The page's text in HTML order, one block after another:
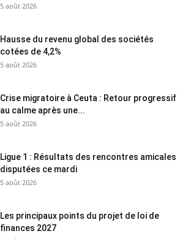
5 août 2026
Hausse du revenu global des sociétés
cotées de 4,2%
5 août 2026
Crise migratoire à Ceuta : Retour progressif
au calme après une...
5 août 2026
Ligue 1 : Résultats des rencontres amicales
disputées ce mardi
5 août 2026
Les principaux points du projet de loi de
finances 2027